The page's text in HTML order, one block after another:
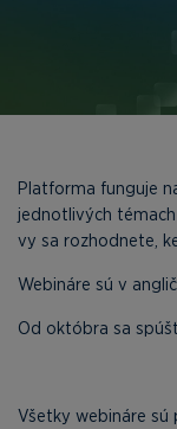
Platforma funguje
jednotlivých
vy sa rozhodnete,
Webináre sú v
Od októbra sa
Všetky webináre